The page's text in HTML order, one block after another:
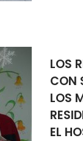
LOS
CON
LOS
EL